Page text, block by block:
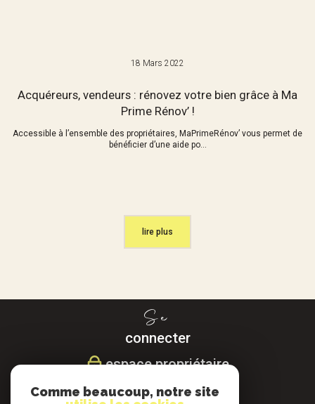
18 Mars 2022
Acquéreurs, vendeurs : rénovez votre bien grâce à Ma
Prime Rénov’ !
Accessible à l’ensemble des propriétaires, MaPrimeRénov’ vous permet de
bénéficier d’une aide po...
lire plus
Se
connecter
espace propriétaire
Comme beaucoup, notre site